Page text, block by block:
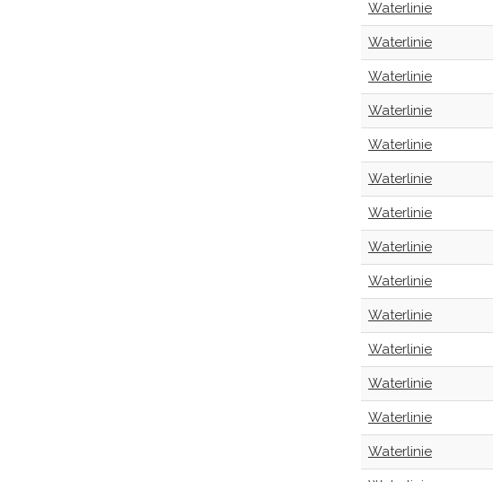
Waterlinie
Waterlinie
Waterlinie
Waterlinie
Waterlinie
Waterlinie
Waterlinie
Waterlinie
Waterlinie
Waterlinie
Waterlinie
Waterlinie
Waterlinie
Waterlinie